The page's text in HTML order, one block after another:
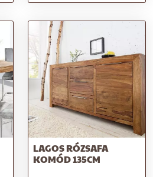
LAGOS RÓZSAFA
KOMÓD 135CM